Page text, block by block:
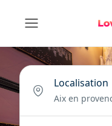
Localisation